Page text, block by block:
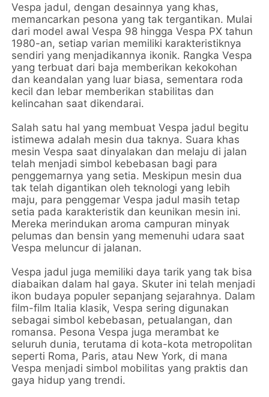
Vespa jadul, dengan desainnya yang khas,
memancarkan pesona yang tak tergantikan. Mulai
dari model awal Vespa 98 hingga Vespa PX tahun
1980-an, setiap varian memiliki karakteristiknya
sendiri yang menjadikannya ikonik. Rangka Vespa
yang terbuat dari baja memberikan kekokohan
dan keandalan yang luar biasa, sementara roda
kecil dan lebar memberikan stabilitas dan
kelincahan saat dikendarai.
Salah satu hal yang membuat Vespa jadul begitu
istimewa adalah mesin dua taknya. Suara khas
mesin Vespa saat dinyalakan dan melaju di jalan
telah menjadi simbol kebebasan bagi para
penggemarnya yang setia. Meskipun mesin dua
tak telah digantikan oleh teknologi yang lebih
maju, para penggemar Vespa jadul masih tetap
setia pada karakteristik dan keunikan mesin ini.
Mereka merindukan aroma campuran minyak
pelumas dan bensin yang memenuhi udara saat
Vespa meluncur di jalanan.
Vespa jadul juga memiliki daya tarik yang tak bisa
diabaikan dalam hal gaya. Skuter ini telah menjadi
ikon budaya populer sepanjang sejarahnya. Dalam
film-film Italia klasik, Vespa sering digunakan
sebagai simbol kebebasan, petualangan, dan
romansa. Pesona Vespa juga merambat ke
seluruh dunia, terutama di kota-kota metropolitan
seperti Roma, Paris, atau New York, di mana
Vespa menjadi simbol mobilitas yang praktis dan
gaya hidup yang trendi.